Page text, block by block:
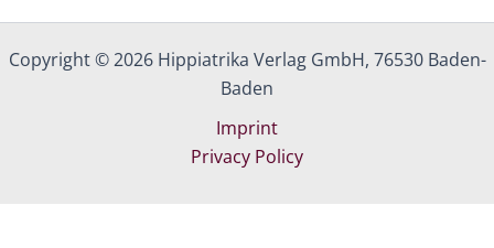
Copyright © 2026 Hippiatrika Verlag GmbH, 76530 Baden-
Baden
Imprint
Privacy Policy